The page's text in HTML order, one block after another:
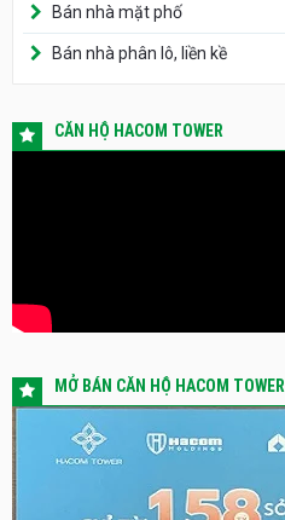
Bán nhà mặt phố
Bán nhà phân lô, liền kề
CĂN HỘ HACOM TOWER
MỞ BÁN CĂN HỘ HACOM TOWER